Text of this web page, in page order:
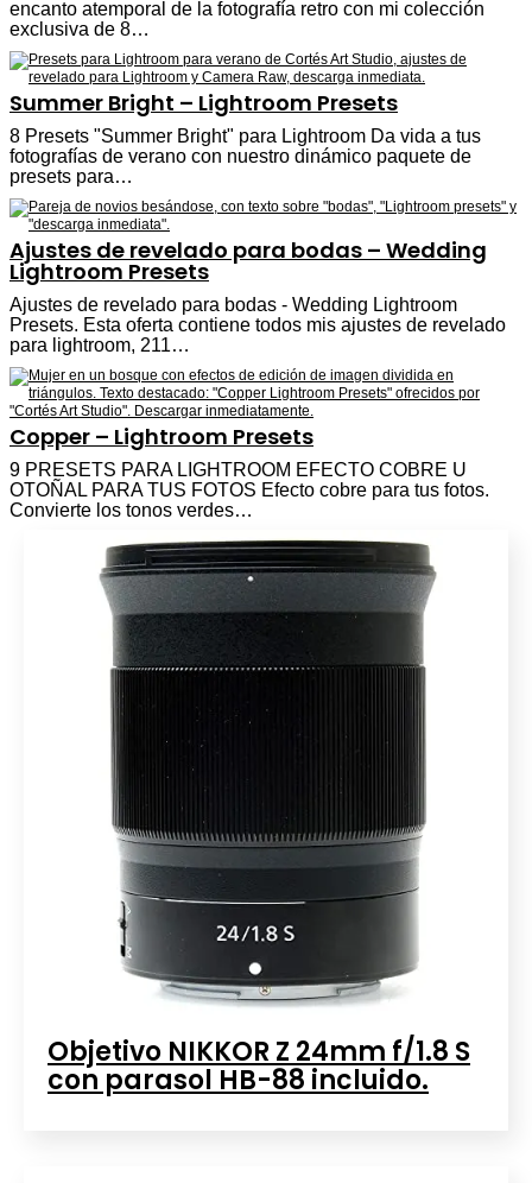
encanto atemporal de la fotografía retro con mi colección
exclusiva de 8…
Summer Bright – Lightroom Presets
8 Presets "Summer Bright" para Lightroom Da vida a tus
fotografías de verano con nuestro dinámico paquete de
presets para…
Ajustes de revelado para bodas – Wedding
Lightroom Presets
Ajustes de revelado para bodas - Wedding Lightroom
Presets. Esta oferta contiene todos mis ajustes de revelado
para lightroom, 211…
Copper – Lightroom Presets
9 PRESETS PARA LIGHTROOM EFECTO COBRE U
OTOÑAL PARA TUS FOTOS Efecto cobre para tus fotos.
Convierte los tonos verdes…
Objetivo NIKKOR Z 24mm f/1.8 S
con parasol HB-88 incluido.